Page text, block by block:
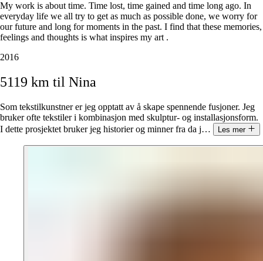
My work is about time. Time lost, time gained and time long ago. In
everyday life we all try to get as much as possible done, we worry for
our future and long for moments in the past. I find that these memories,
feelings and thoughts is what inspires my art .
2016
5119 km til Nina
Som tekstilkunstner er jeg opptatt av å skape spennende fusjoner. Jeg
bruker ofte tekstiler i kombinasjon med skulptur- og installasjonsform.
I dette prosjektet bruker jeg historier og minner fra da j… Les mer